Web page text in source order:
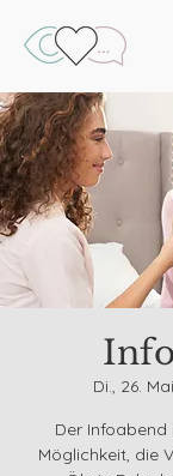
Di., 26. Mai
Der
Möglichkeit, die